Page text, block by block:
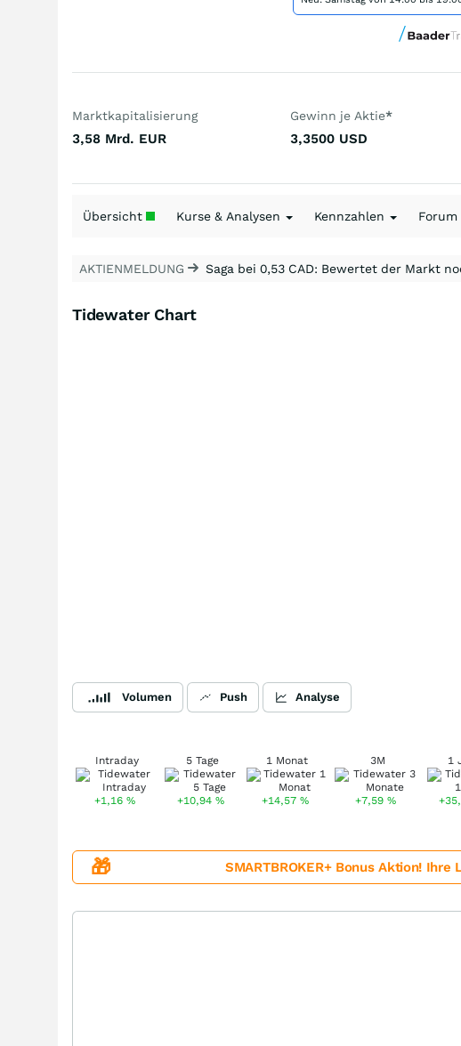
Marktkapitalisierung
3,58 Mrd. EUR
Gewinn je Aktie*
3,3500 USD
Übersicht Kurse & Analysen Kennzahlen Forum
AKTIENMELDUNG Saga bei 0,53 CAD: Bewertet der Markt
Tidewater Chart
Volumen Push Analyse
Intraday
+1,16%
5 Tage
+10,94 %
1 Monat
+14,57%
3M
+7,59%
1
🎁 SMARTBROKER+ Bonus Aktion!